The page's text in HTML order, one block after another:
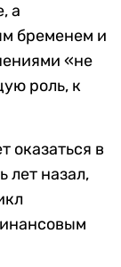
а
бременем и
«не
роль, к
оказаться в
лет назал,